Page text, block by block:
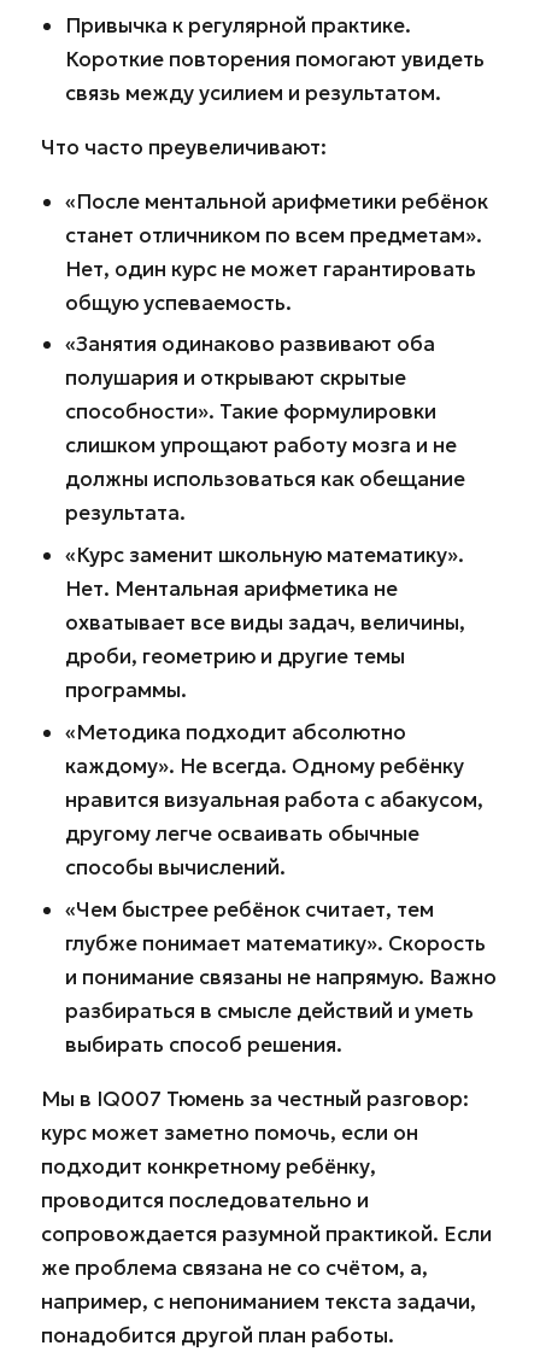
Привычка к регулярной практике.
Короткие повторения помогают увидеть
связь между усилием и результатом.
Что часто преувеличивают:
«После ментальной арифметики ребёнок
станет отличником по всем предметам».
Нет, один курс не может гарантировать
общую успеваемость.
«Занятия одинаково развивают оба
полушария и открывают скрытые
способности». Такие формулировки
слишком упрощают работу мозга и не
должны использоваться как обещание
результата.
«Курс заменит школьную математику».
Нет. Ментальная арифметика не
охватывает все виды задач, величины,
дроби, геометрию и другие темы
программы.
«Методика подходит абсолютно
каждому». Не всегда. Одному ребёнку
нравится визуальная работа с абакусом,
другому легче осваивать обычные
способы вычислений.
«Чем быстрее ребёнок считает, тем
глубже понимает математику». Скорость
и понимание связаны не напрямую. Важно
разбираться в смысле действий и уметь
выбирать способ решения.
Мы в IQ007 Тюмень за честный разговор:
курс может заметно помочь, если он
подходит конкретному ребёнку,
проводится последовательно и
сопровождается разумной практикой. Если
же проблема связана не со счётом, а,
например, с непониманием текста задачи,
понадобится другой план работы.